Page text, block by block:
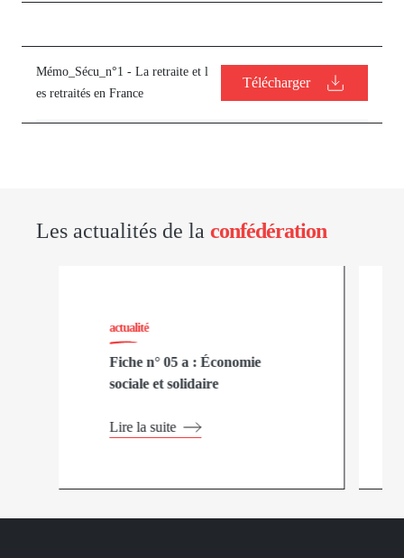
Mémo_Sécu_n°1 - La retraite et l
es retraités en France
Télécharger
Les actualités de la confédération
actualité
Fiche n° 05 a : Économie
sociale et solidaire
Lire la suite